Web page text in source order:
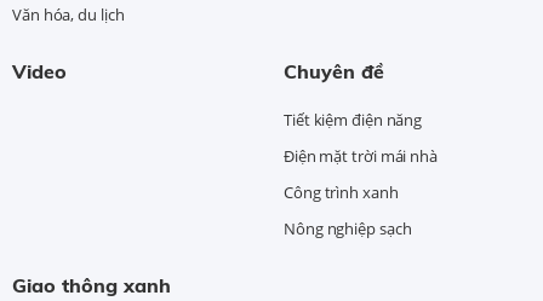
Văn hóa, du lịch
Video Chuyên đề
Tiết kiệm điện năng
Điện mặt trời mái nhà
Công trình xanh
Nông nghiệp sạch
Giao thông xanh